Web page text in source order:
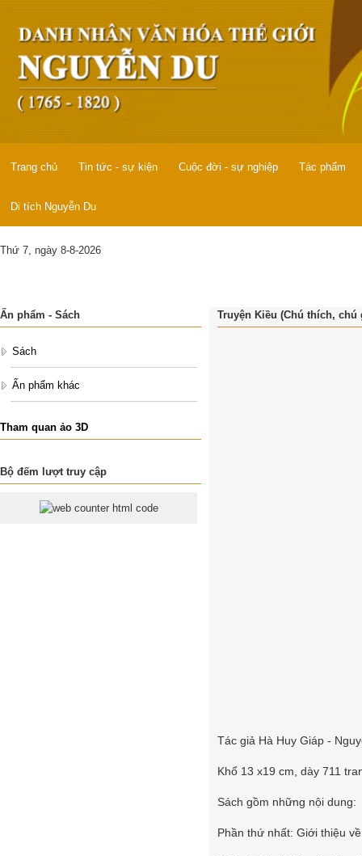
Trang chủ Tin tức - sự kiện Cuộc đời - sự nghiệp Tác phẩm
Di tích Nguyễn Du
Thứ 7, ngày 8-8-2026
Ấn phẩm - Sách
Sách
Ấn phẩm khác
Tham quan ảo 3D
Bộ đếm lượt truy cập
Truyện Kiều (Chú thích,
Tác giả Hà Huy Giáp -
Khổ 13 x19 cm, dày 711
Sách gồm những nội dung:
Phần thứ nhất: Giới thiệu